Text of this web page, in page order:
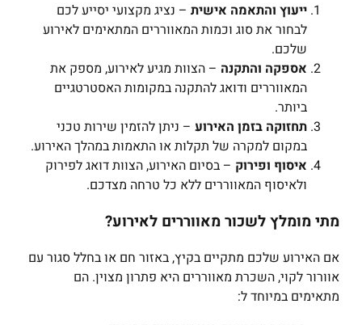
ייעוץ והתאמה אישית – נציג מקצועי יסייע לכם
לבחור את סוג וכמות המאווררים המתאימים לאירוע
שלכם.
אספקה והתקנה – הצוות מגיע לאירוע, מספק את
המאווררים ודואג להתקנה במקומות האסטרטגיים
ביותר.
תחזוקה בזמן האירוע – ניתן להזמין שירות טכני
במקום למקרה של תקלות או התאמות במהלך האירוע.
איסוף ופירוק – בסיום האירוע, הצוות דואג לפירוק
ולאיסוף המאווררים ללא כל טרחה מצדכם.
מתי מומלץ לשכור מאווררים לאירוע?
אם האירוע שלכם מתקיים בקיץ, באזור חם או בחלל סגור עם
אוורור לקוי, השכרת מאווררים היא פתרון מצוין. הם
מתאימים במיוחד ל: